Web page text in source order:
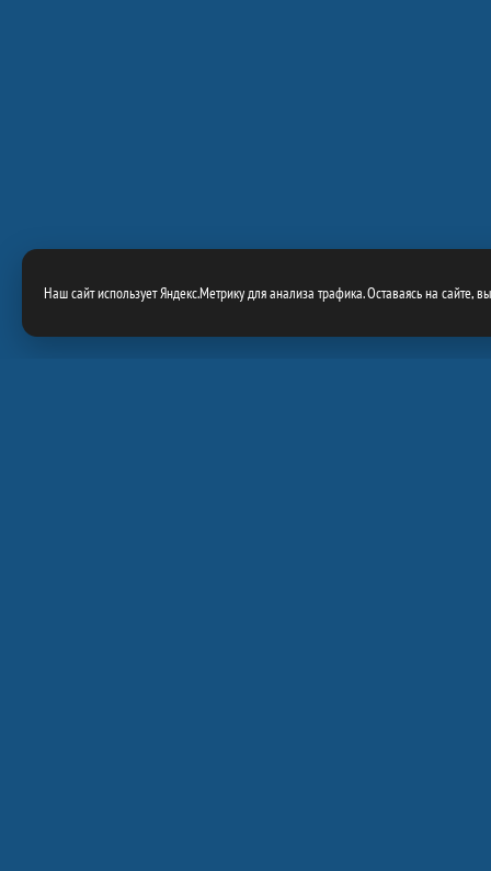
Наш сайт использует Яндекс.Метрику для анализа трафика. Оставаясь на сайте,